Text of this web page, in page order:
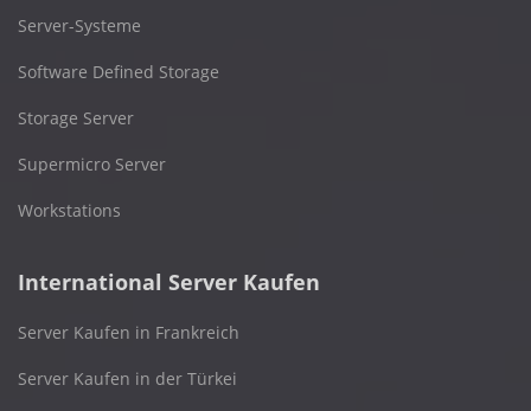
Server-Systeme
Software Defined Storage
Storage Server
Supermicro Server
Workstations
International Server Kaufen
Server Kaufen in Frankreich
Server Kaufen in der Türkei